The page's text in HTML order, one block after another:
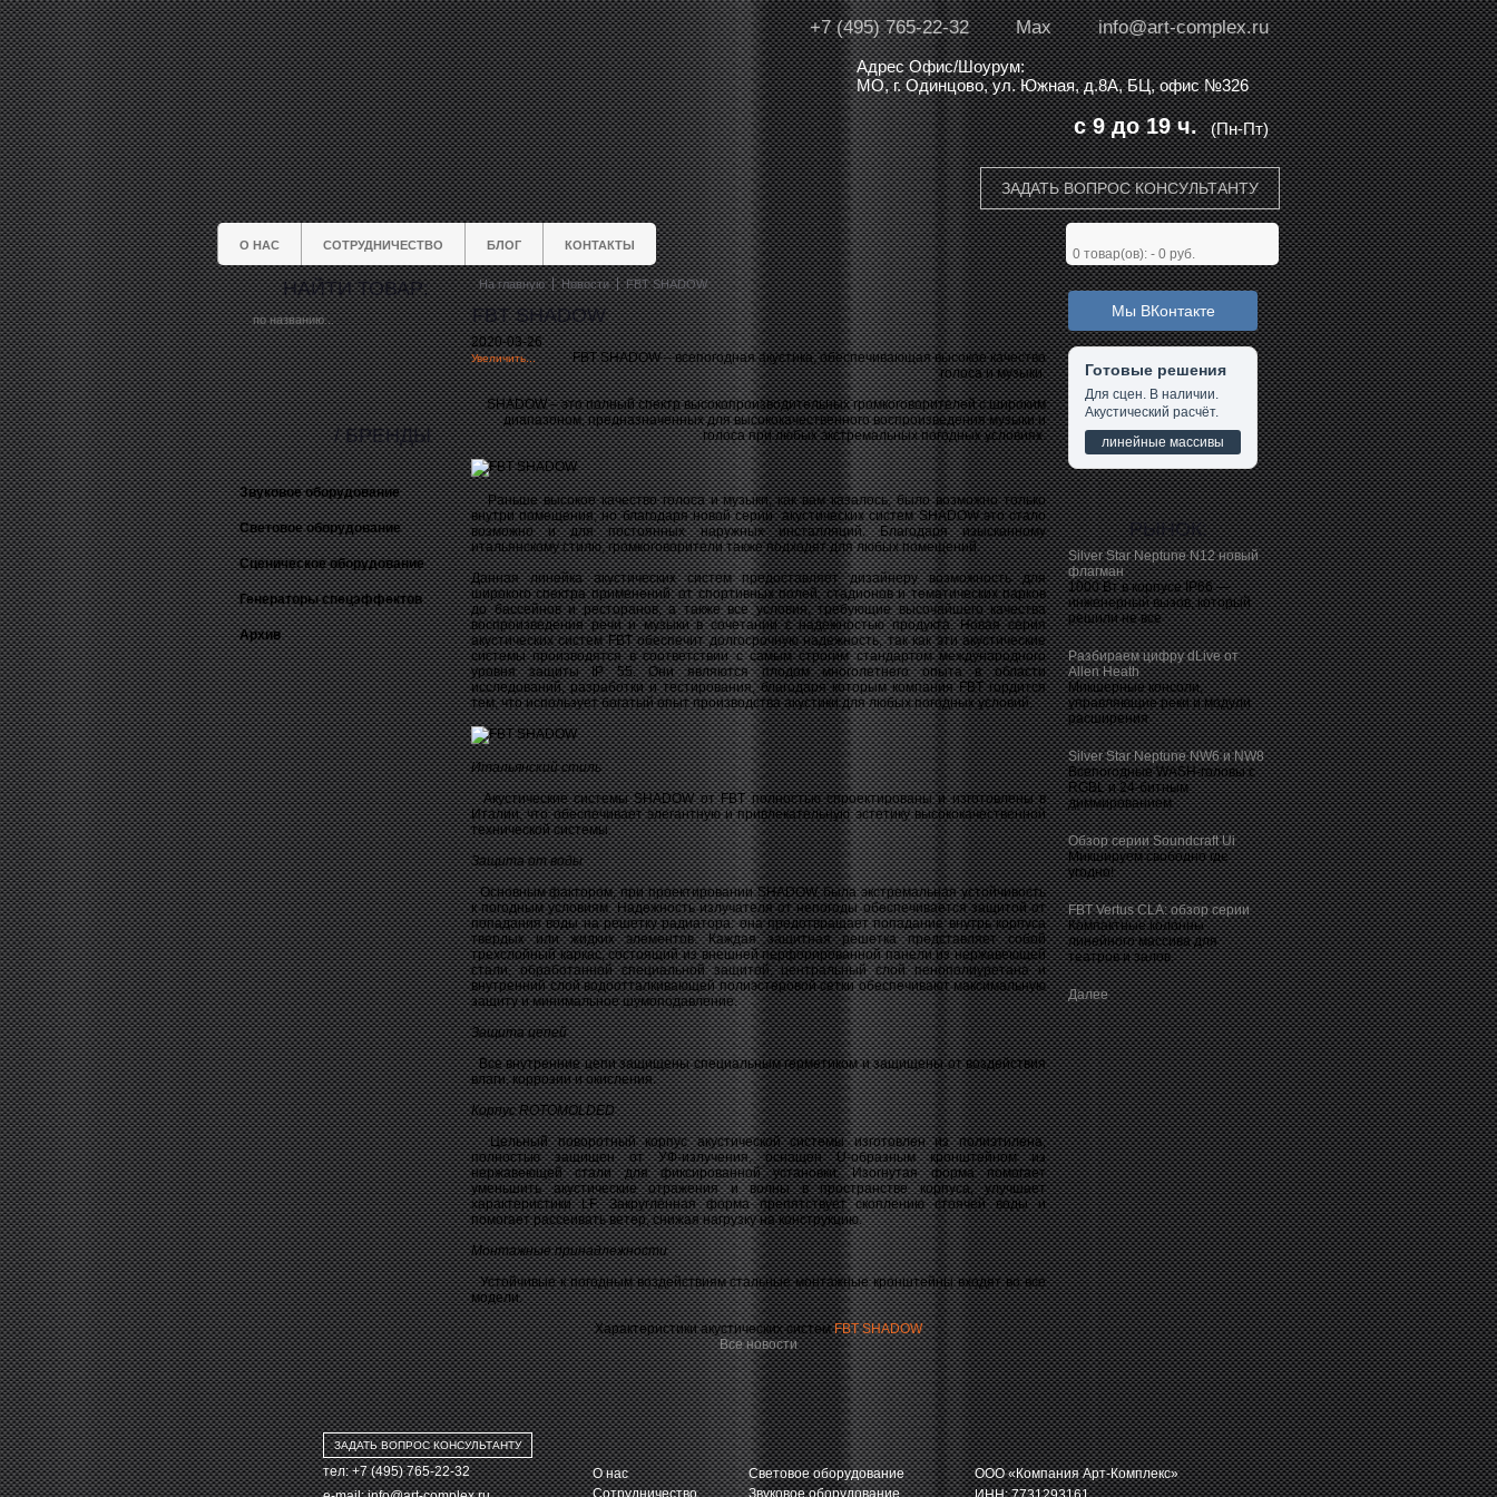
info@art-complex.ru
Max
+7 (495) 765-22-32
Адрес Офис/Шоурум:
МО, г. Одинцово, ул. Южная, д.8А, БЦ, офис №326
(Пн-Пт)
с 9 до 19 ч.
ЗАДАТЬ ВОПРОС КОНСУЛЬТАНТУ
О НАС СОТРУДНИЧЕСТВО БЛОГ КОНТАКТЫ
0 товар(ов): - 0 руб.
НАЙТИ ТОВАР:
Звуковое оборудование
Световое оборудование
Сценическое оборудование
Генераторы спецэффектов
Архив
/ БРЕНДЫ
На главную Новости FBT SHADOW
FBT SHADOW
2020-03-26
Увеличить...
FBT SHADOW – всепогодная акустика, обеспечивающая высокое качество
голоса и музыки.
SHADOW – это полный спектр высокопроизводительных громкоговорителей с широким
диапазоном, предназначенных для высококачественного воспроизведения музыки и
голоса при любых экстремальных погодных условиях.
Раньше высокое качество голоса и музыки, как вам казалось, было возможно только
внутри помещения, но благодаря новой серии акустических систем SHADOW это стало
возможно и для постоянных наружных инсталляций. Благодаря изысканному
итальянскому стилю, громкоговорители также подходят для любых помещений.
Данная линейка акустических систем предоставляет дизайнеру возможность для
широкого спектра применений: от спортивных полей, стадионов и тематических парков
до бассейнов и ресторанов, а также все условия, требующие высочайшего качества
воспроизведения речи и музыки в сочетании с надежностью продукта. Новая серия
акустических систем FBT обеспечит долгосрочную надежность, так как эти акустические
системы производятся в соответствии с самым строгим стандартом международного
уровня защиты IP 55. Они являются плодом многолетнего опыта в области
исследований, разработки и тестирования, благодаря которым компания FBT гордится
тем, что использует богатый опыт производства акустики для любых погодных условий.
Итальянский стиль
Акустические системы SHADOW от FBT полностью спроектированы и изготовлены в
Италии, что обеспечивает элегантную и привлекательную эстетику высококачественной
технической системы.
Защита от воды
Основным фактором, при проектировании SHADOW, была экстремальная устойчивость
к погодным условиям. Надежность излучателя от непогоды обеспечивается защитой от
попадания воды на решетку радиатора: она предотвращает попадание внутрь корпуса
твердых или жидких элементов. Каждая защитная решетка представляет собой
трехслойный каркас, состоящий из внешней перфорированной панели из нержавеющей
стали, обработанной специальной защитой, центральный слой пенополиуретана и
внутренний слой водоотталкивающей полиэстеровой сетки обеспечивают максимальную
защиту и минимальное шумоподавление.
Защита цепей
Все внутренние цепи защищены специальным герметиком и защищены от воздействия
влаги, коррозии и окисления.
Корпус ROTOMOLDED
Цельный поворотный корпус акустической системы изготовлен из полиэтилена,
полностью защищен от УФ-излучения, оснащен U-образным кронштейном из
нержавеющей стали для фиксированной установки. Изогнутая форма помогает
уменьшить акустические отражения и волны в пространстве корпуса, улучшает
характеристики LF. Закруглённая форма препятствует скоплению стоячей воды и
помогает рассеивать ветер, снижая нагрузку на конструкцию.
Монтажные принадлежности
Устойчивые к погодным воздействиям стальные монтажные кронштейны входят во все
модели.
Характеристики акустических системFBT SHADOW
Все новости
Мы ВКонтакте
Готовые решения
Для сцен. В наличии.
Акустический расчёт.
линейные массивы
РЫНОК:
Silver Star Neptune N12 новый
флагман
1000 Вт в корпусе IP66 —
инженерный вызов, который
решили не все
Разбираем цифру dLive от
Allen Heath
Микшерные консоли,
управляющие реки и модули
расширения
Silver Star Neptune NW6 и NW8
Всепогодные WASH-головы с
RGBL и 24-битным
диммированием
Обзор серии Soundcraft Ui
Микшируем свободно где
угодно!
FBT Vertus CLA: обзор серии
Компактные колонны
линейного массива для
театров и залов.
Далее
ЗАДАТЬ ВОПРОС КОНСУЛЬТАНТУ
тел: +7 (495) 765-22-32
О нас
Сотрудничество
Световое оборудование
Звуковое оборудование
ООО «Компания Арт-Комплекс»